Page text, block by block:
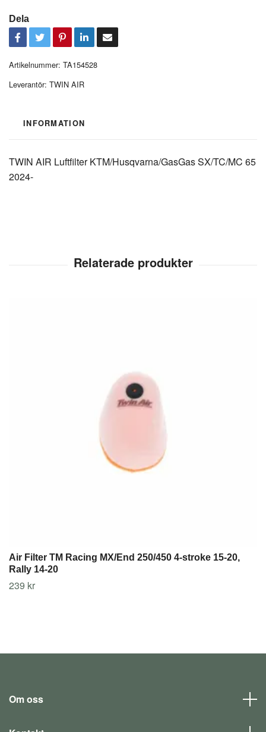
Dela
Artikelnummer: TA154528
Leverantör: TWIN AIR
INFORMATION
TWIN AIR Luftfilter KTM/Husqvarna/GasGas SX/TC/MC 65
2024-
Air Filter TM Racing MX/End 250/450 4-stroke 15-20,
Rally 14-20
239 kr
Om oss